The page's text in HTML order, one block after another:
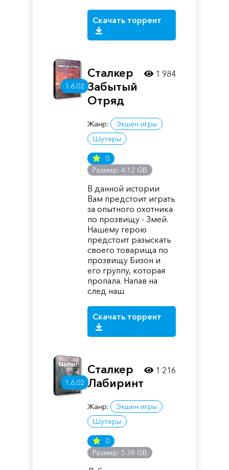
Скачать торрент
1.6.02
Сталкер
Забытый
Отряд
Жанр:
Экшен игры
Шутеры
0
Размер: 4.12 GB
В данной истории
Вам предстоит играть
за опытного охотника
по прозвищу - Змей.
Нашему герою
предстоит разыскать
своего товарища по
прозвищу Бизон и
его группу, которая
пропала. Напав на
след наш
Скачать торрент
1 984
1.6.02
Сталкер
Лабиринт
Жанр:
Экшен игры
Шутеры
0
Размер: 5.38 GB
1 216